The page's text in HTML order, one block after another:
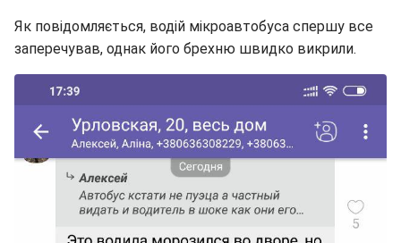
Як повідомляється, водій мікроавтобуса спершу все
заперечував, однак його брехню швидко викрили.